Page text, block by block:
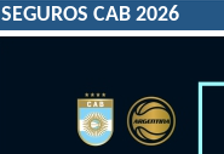
SEGUROS CAB 2026